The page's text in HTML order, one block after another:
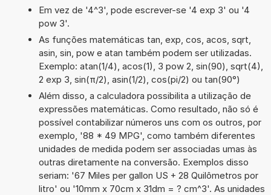
Em vez de '4^3', pode escrever-se '4 exp 3' ou '4
pow 3'.
As funções matemáticas tan, exp, cos, acos, sqrt,
asin, sin, pow e atan também podem ser utilizadas.
Exemplo: atan(1/4), acos(1), 3 pow 2, sin(90), sqrt(4),
2 exp 3, sin(π/2), asin(1/2), cos(pi/2) ou tan(90°)
Além disso, a calculadora possibilita a utilização de
expressões matemáticas. Como resultado, não só é
possível contabilizar números uns com os outros, por
exemplo, '88 * 49 MPG', como também diferentes
unidades de medida podem ser associadas umas às
outras diretamente na conversão. Exemplos disso
seriam: '67 Miles per gallon US + 28 Quilômetros por
litro' ou '10mm x 70cm x 31dm = ? cm^3'. As unidades